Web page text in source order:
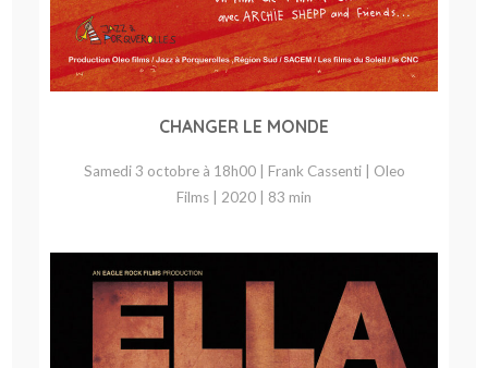
CHANGER LE MONDE
Samedi 3 octobre à 18h00 | Frank Cassenti | Oleo
Films | 2020 | 83 min